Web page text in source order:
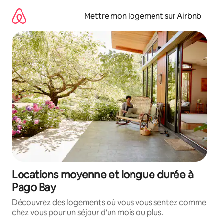
directement
contenu
Mettre mon logement sur Airbnb
Locations moyenne et longue durée à
Pago Bay
Découvrez des logements où vous vous sentez comme
chez vous pour un séjour d'un mois ou plus.